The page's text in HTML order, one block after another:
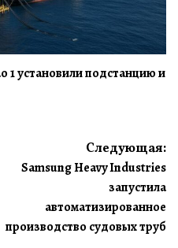
1 установили подстанцию и
Следующая:
Samsung Heavy Industries
запустила
автоматизированное
производство судовых труб